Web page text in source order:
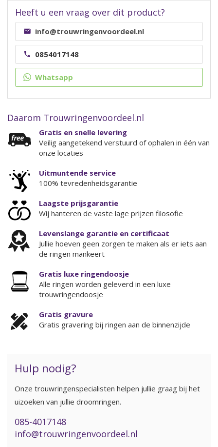
Heeft u een vraag over dit product?
info@trouwringenvoordeel.nl
0854017148
Whatsapp
Daarom Trouwringenvoordeel.nl
Gratis en snelle levering
Veilig aangetekend verstuurd of ophalen in één van
onze locaties
Uitmuntende service
100% tevredenheidsgarantie
Laagste prijsgarantie
Wij hanteren de vaste lage prijzen filosofie
Levenslange garantie en certificaat
Jullie hoeven geen zorgen te maken als er iets aan
de ringen mankeert
Gratis luxe ringendoosje
Alle ringen worden geleverd in een luxe
trouwringendoosje
Gratis gravure
Gratis gravering bij ringen aan de binnenzijde
Hulp nodig?
Onze trouwringenspecialisten helpen jullie graag bij het
uizoeken van jullie droomringen.
085-4017148
info@trouwringenvoordeel.nl